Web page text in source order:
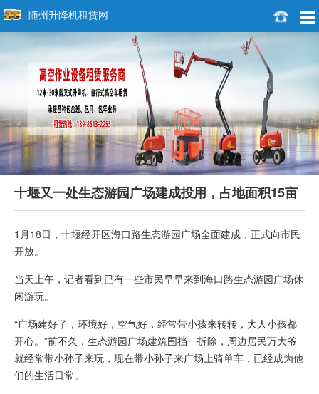
随州升降机租赁网
十堰又一处生态游园广场建成投用，占地面积15亩
1月18日，十堰经开区海口路生态游园广场全面建成，正式向市民
开放。
当天上午，记者看到已有一些市民早早来到海口路生态游园广场休
闲游玩。
“广场建好了，环境好，空气好，经常带小孩来转转，大人小孩都
开心。”前不久，生态游园广场建筑围挡一拆除，周边居民万大爷
就经常带小孙子来玩，现在带小孙子来广场上骑单车，已经成为他
们的生活日常。